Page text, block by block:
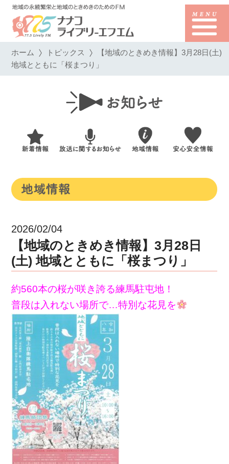
ホーム トピックス 【地域のときめき情報】3月28日(土)
地域とともに「桜まつり」
2026/02/04
【地域のときめき情報】3月28日
(土) 地域とともに「桜まつり」
約560本の桜が咲き誇る練馬駐屯地！
普段は入れない場所で…特別な花見を